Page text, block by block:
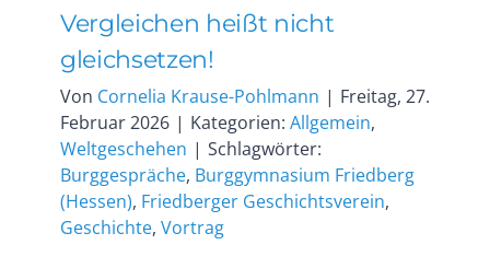
Vergleichen heißt nicht
gleichsetzen!
Von Cornelia Krause-Pohlmann | Freitag, 27.
Februar 2026 | Kategorien: Allgemein,
Weltgeschehen | Schlagwörter:
Burggespräche, Burggymnasium Friedberg
(Hessen), Friedberger Geschichtsverein,
Geschichte, Vortrag